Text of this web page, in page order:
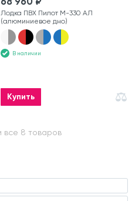
Лодка ПВХ Пилот М-330 АЛ
(алюминиевое дно)
В наличии
Купить
все 8 товаров